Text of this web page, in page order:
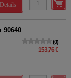
Details
90640
0
153,76 €